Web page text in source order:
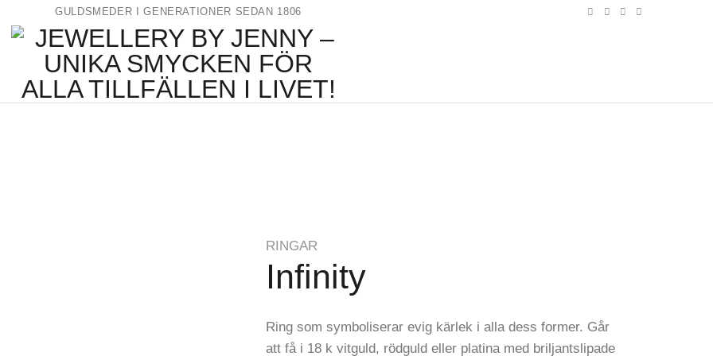
GULDSMEDER I GENERATIONER SEDAN 1806
RINGAR
Infinity
Ring som symboliserar evig kärlek i alla dess former. Går
att få i 18 k vitguld, rödguld eller platina med briljantslipade